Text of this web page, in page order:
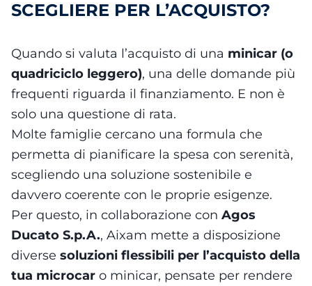
SCEGLIERE PER L’ACQUISTO?
Quando si valuta l’acquisto di una minicar (o
quadriciclo leggero), una delle domande più
frequenti riguarda il finanziamento. E non è
solo una questione di rata.
Molte famiglie cercano una formula che
permetta di pianificare la spesa con serenità,
scegliendo una soluzione sostenibile e
davvero coerente con le proprie esigenze.
Per questo, in collaborazione con Agos
Ducato S.p.A., Aixam mette a disposizione
diverse soluzioni flessibili per l’acquisto della
tua microcar o minicar, pensate per rendere